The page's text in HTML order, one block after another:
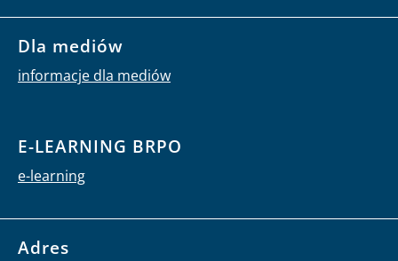
Dla mediów
informacje dla mediów
E-LEARNING BRPO
e-learning
Adres